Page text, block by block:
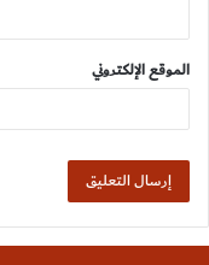
الموقع الإلكتروني